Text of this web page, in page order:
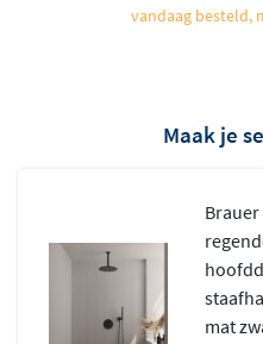
Deze zorgt ervoor dat de
zichtbaar blijven. Het
vandaag besteld,
Maak je
mat